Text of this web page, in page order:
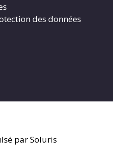
des données
par Soluris